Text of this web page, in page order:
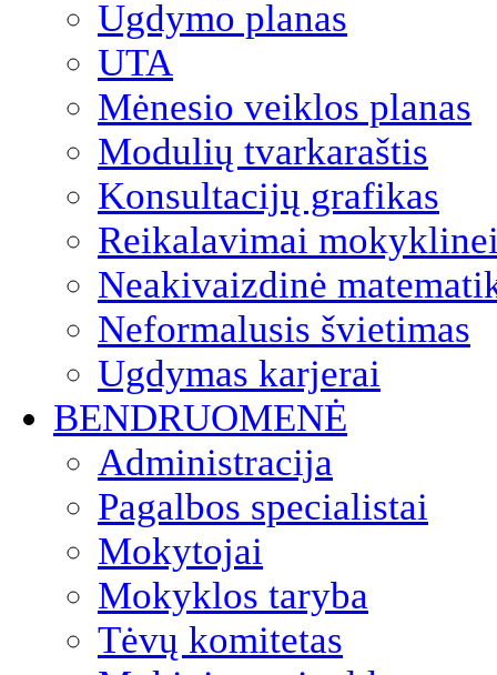
Ugdymo planas
UTA
Mėnesio veiklos planas
Modulių tvarkaraštis
Konsultacijų grafikas
Reikalavimai
Neakivaizdinė
Neformalusis švietimas
Ugdymas karjerai
BENDRUOMENĖ
Administracija
Pagalbos specialistai
Mokytojai
Mokyklos taryba
Tėvų komitetas